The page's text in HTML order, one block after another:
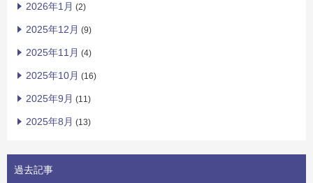
2026年1月 (2)
2025年12月 (9)
2025年11月 (4)
2025年10月 (16)
2025年9月 (11)
2025年8月 (13)
過去記事